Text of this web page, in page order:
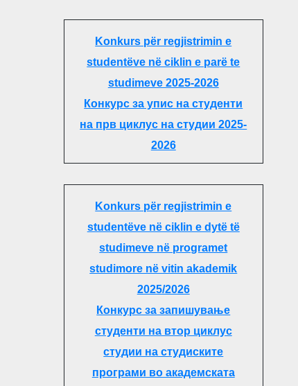
Konkurs për regjistrimin e
studentëve në ciklin e parë te
studimeve 2025-2026
Конкурс за упис на студенти
на прв циклус на студии 2025-
2026
Konkurs për regjistrimin e
studentëve në ciklin e dytë të
studimeve në programet
studimore në vitin akademik
2025/2026
Конкурс за запишување
студенти на втор циклус
студии на студиските
програми во академската